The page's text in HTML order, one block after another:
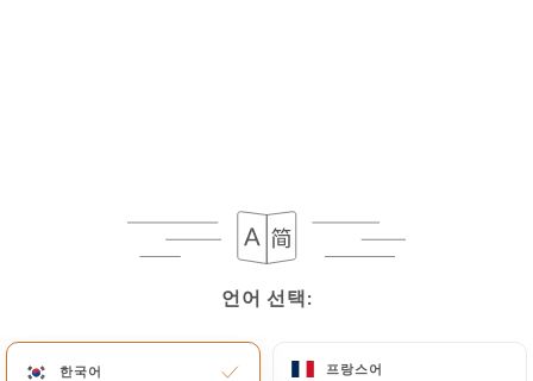
언어 선택:
한국어 프랑스어
언어 선택:
한국어 프랑스어